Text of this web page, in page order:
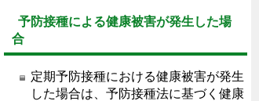
予防接種による健康被害が発生した場
合
定期予防接種における健康被害が発生
した場合は、予防接種法に基づく健康